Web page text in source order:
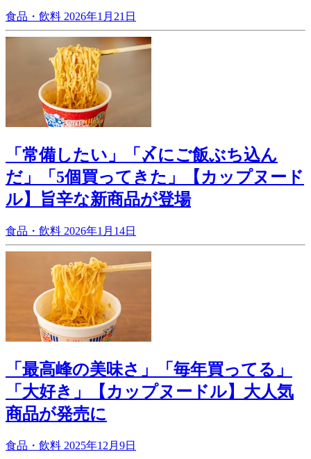
食品・飲料 2026年1月21日
「常備したい」「〆にご飯ぶち込ん
だ」「5個買ってきた」【カップヌード
ル】旨辛な新商品が登場
食品・飲料 2026年1月14日
「最高峰の美味さ」「毎年買ってる」
「大好き」【カップヌードル】大人気
商品が発売に
食品・飲料 2025年12月9日